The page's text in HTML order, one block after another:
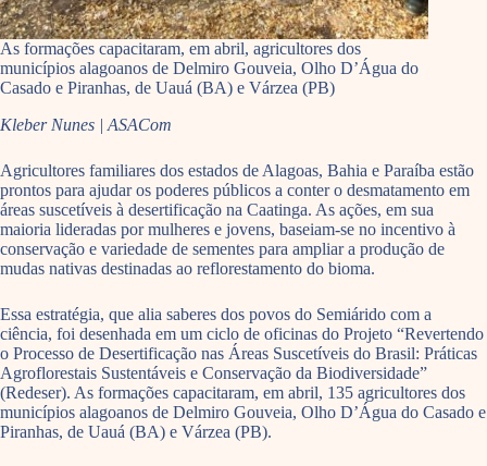
As formações capacitaram, em abril, agricultores dos
municípios alagoanos de Delmiro Gouveia, Olho D’Água do
Casado e Piranhas, de Uauá (BA) e Várzea (PB)
Kleber Nunes | ASACom
Agricultores familiares dos estados de Alagoas, Bahia e Paraíba estão
prontos para ajudar os poderes públicos a conter o desmatamento em
áreas suscetíveis à desertificação na Caatinga. As ações, em sua
maioria lideradas por mulheres e jovens, baseiam-se no incentivo à
conservação e variedade de sementes para ampliar a produção de
mudas nativas destinadas ao reflorestamento do bioma.
Essa estratégia, que alia saberes dos povos do Semiárido com a
ciência, foi desenhada em um ciclo de oficinas do Projeto “Revertendo
o Processo de Desertificação nas Áreas Suscetíveis do Brasil: Práticas
Agroflorestais Sustentáveis e Conservação da Biodiversidade”
(Redeser). As formações capacitaram, em abril, 135 agricultores dos
municípios alagoanos de Delmiro Gouveia, Olho D’Água do Casado e
Piranhas, de Uauá (BA) e Várzea (PB).